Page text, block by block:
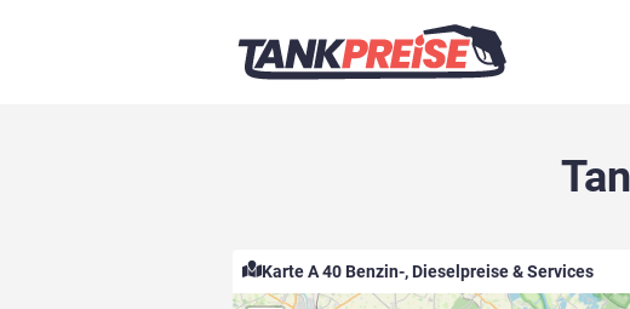
Karte A 40 Benzin-, Dieselpreise & Services